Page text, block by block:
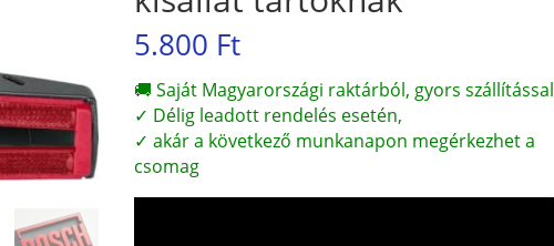
5.800 Ft
🚚 Saját Magyarországi raktárból, gyors szállítással
✓ Délig leadott rendelés esetén,
✓ akár a következő munkanapon megérkezhet a
csomag